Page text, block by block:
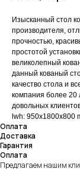
Изысканный стол
производителя,
прочностью,
простотой
великолепный
данный кованый
качество стола и
компания более 20
довольных
lwh: 950x1800x800
Оплата
Доставка
Гарантия
Оплата
Предлагаем нашим